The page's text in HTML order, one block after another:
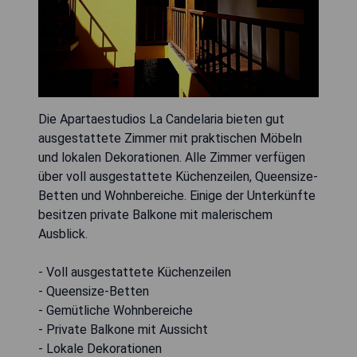
Die Apartaestudios La Candelaria bieten gut
ausgestattete Zimmer mit praktischen Möbeln
und lokalen Dekorationen. Alle Zimmer verfügen
über voll ausgestattete Küchenzeilen, Queensize-
Betten und Wohnbereiche. Einige der Unterkünfte
besitzen private Balkone mit malerischem
Ausblick.
- Voll ausgestattete Küchenzeilen
- Queensize-Betten
- Gemütliche Wohnbereiche
- Private Balkone mit Aussicht
- Lokale Dekorationen